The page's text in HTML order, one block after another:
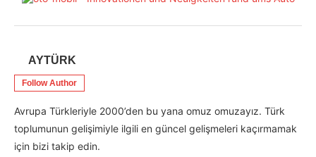
AYTÜRK
Follow Author
Avrupa Türkleriyle 2000’den bu yana omuz omuzayız. Türk
toplumunun gelişimiyle ilgili en güncel gelişmeleri kaçırmamak
için bizi takip edin.